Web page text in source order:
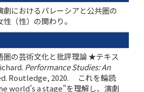
劇におけるパレーシアと公共圏の
（性）の関わり。
圏の芸術文化と批評理論 ★テキス
Performance Studies: An
Routledge, 2020. これを輪読
world’s a stage”を理解し、演劇